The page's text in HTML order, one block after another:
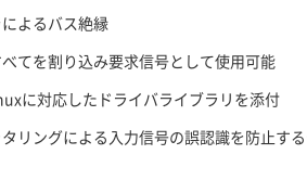
よるバス絶縁
てを割り込み要求信号として使用可能
に対応したドライバライブラリを添付
リングによる入力信号の誤認識を防止す